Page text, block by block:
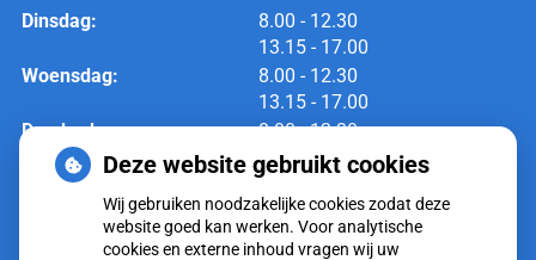
Dinsdag:
8.00 tot
- 12.30
13.15 tot
- 17.00
Woensdag:
8.00 tot
- 12.30
13.15 tot
- 17.00
Donderdag:
8.00tot
- 12.30
13.15tot
- 17.00
Vrijdag:
8.00
13.15tot
- 17.00
Deze website gebruikt cookies
Wij gebruiken noodzakelijke cookies zodat deze
website goed kan werken. Voor analytische
cookies en externe inhoud vragen wij uw